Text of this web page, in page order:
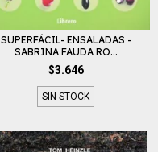
SUPERFÁCIL- ENSALADAS -
SABRINA FAUDA RO...
$3.646
SIN STOCK